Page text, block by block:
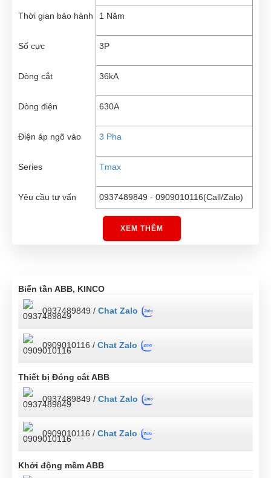
Thời gian bảo hành 1 Năm
Số cực 3P
Dòng cắt 36kA
Dòng điện 630A
Điện áp ngõ vào 3 Pha
Series Tmax
Yêu cầu tư vấn 0937489849 - 0909010116(Call/Zalo)
XEM THÊM
Biến tần ABB, KINCO
0937489849 / Chat Zalo
0909010116 / Chat Zalo
Thiết bị Đóng cắt ABB
0937489849 / Chat Zalo
0909010116 / Chat Zalo
Khởi động mềm ABB